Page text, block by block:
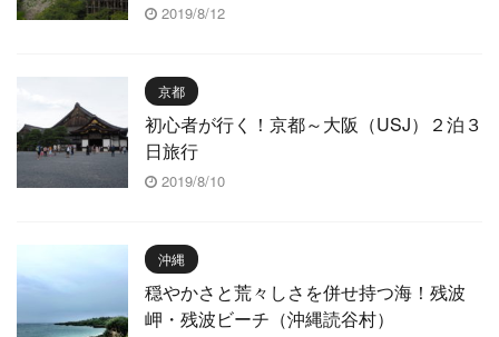
2019/8/12
京都
初心者が行く！京都～大阪（USJ）２泊３
日旅行
2019/8/10
沖縄
穏やかさと荒々しさを併せ持つ海！残波
岬・残波ビーチ（沖縄読谷村）